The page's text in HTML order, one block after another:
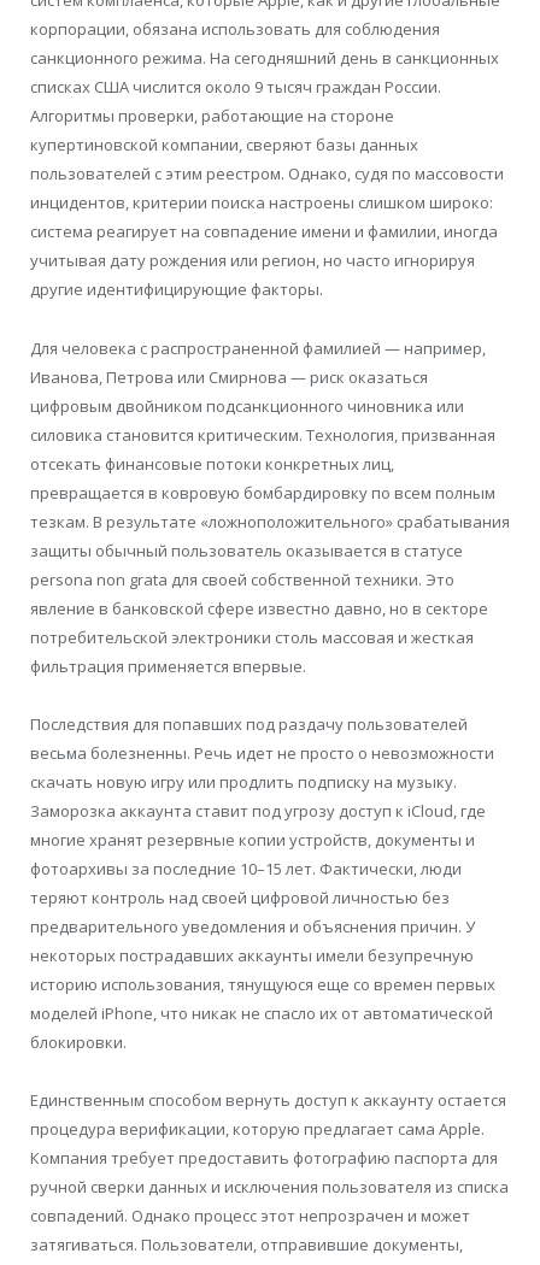
корпорации, обязана использовать для соблюдения
санкционного режима. На сегодняшний день в санкционных
списках США числится около 9 тысяч граждан России.
Алгоритмы проверки, работающие на стороне
купертиновской компании, сверяют базы данных
пользователей с этим реестром. Однако, судя по массовости
инцидентов, критерии поиска настроены слишком широко:
система реагирует на совпадение имени и фамилии, иногда
учитывая дату рождения или регион, но часто игнорируя
другие идентифицирующие факторы.
Для человека с распространенной фамилией — например,
Иванова, Петрова или Смирнова — риск оказаться
цифровым двойником подсанкционного чиновника или
силовика становится критическим. Технология, призванная
отсекать финансовые потоки конкретных лиц,
превращается в ковровую бомбардировку по всем полным
тезкам. В результате «ложноположительного» срабатывания
защиты обычный пользователь оказывается в статусе
persona non grata для своей собственной техники. Это
явление в банковской сфере известно давно, но в секторе
потребительской электроники столь массовая и жесткая
фильтрация применяется впервые.
Последствия для попавших под раздачу пользователей
весьма болезненны. Речь идет не просто о невозможности
скачать новую игру или продлить подписку на музыку.
Заморозка аккаунта ставит под угрозу доступ к iCloud, где
многие хранят резервные копии устройств, документы и
фотоархивы за последние 10–15 лет. Фактически, люди
теряют контроль над своей цифровой личностью без
предварительного уведомления и объяснения причин. У
некоторых пострадавших аккаунты имели безупречную
историю использования, тянущуюся еще со времен первых
моделей iPhone, что никак не спасло их от автоматической
блокировки.
Единственным способом вернуть доступ к аккаунту остается
процедура верификации, которую предлагает сама Apple.
Компания требует предоставить фотографию паспорта для
ручной сверки данных и исключения пользователя из списка
совпадений. Однако процесс этот непрозрачен и может
затягиваться. Пользователи, отправившие документы,